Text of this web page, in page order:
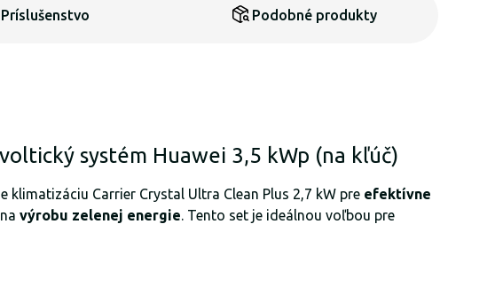
Príslušenstvo Podobné produkty
systém Huawei 3,5 kWp (na kľúč)
Carrier Crystal Ultra Clean Plus 2,7 kW pre efektívne
výrobu zelenej energie . Tento set je ideálnou voľbou pre